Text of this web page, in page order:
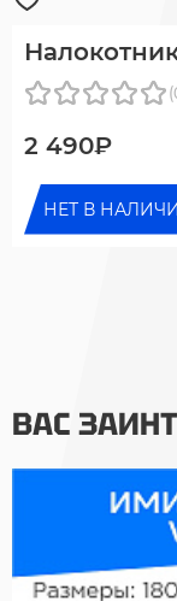
2 490₽
НЕТ В
ВАС